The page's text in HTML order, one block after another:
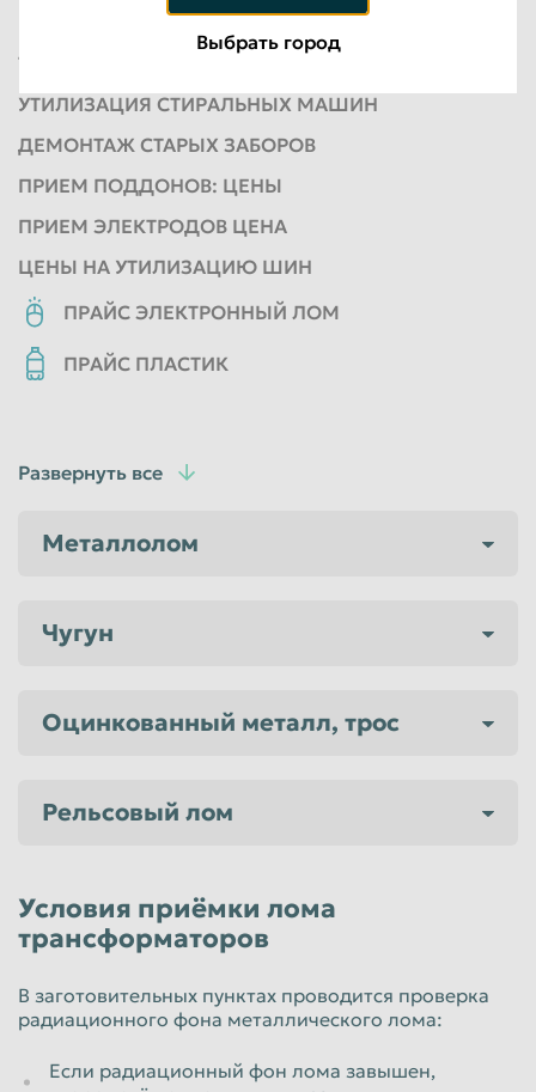
ПРИЕМ БЫТОВОЙ ТЕХНИКИКОНДЕНСАДОТРЫ
ТРАНЗИСТОРЫ
УТИЛИЗАЦИЯ СТИРАЛЬНЫХ МАШИН
ДЕМОНТАЖ СТАРЫХ ЗАБОРОВ
ПРИЕМ ПОДДОНОВ: ЦЕНЫ
ПРИЕМ ЭЛЕКТРОДОВ ЦЕНА
ЦЕНЫ НА УТИЛИЗАЦИЮ ШИН
ПРАЙС ЭЛЕКТРОННЫЙ ЛОМ
ПРАЙС ПЛАСТИК
Развернуть все
Металлолом
Чугун
Оцинкованный металл, трос
Рельсовый лом
Условия приёмки лома
трансформаторов
В заготовительных пунктах проводится проверка
радиационного фона металлического лома:
Если радиационный фон лома завышен,
Выбрать город